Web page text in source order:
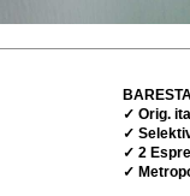
✓ Orig.
✓
✓ 2
✓